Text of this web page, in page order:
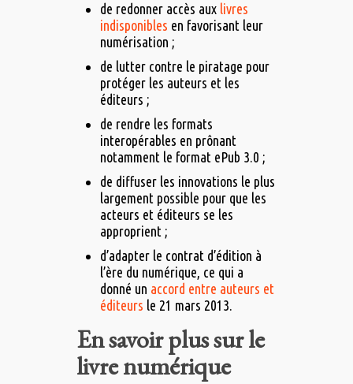
de redonner accès aux livres
indisponibles en favorisant leur
numérisation ;
de lutter contre le piratage pour
protéger les auteurs et les
éditeurs ;
de rendre les formats
interopérables en prônant
notamment le format ePub 3.0 ;
de diffuser les innovations le plus
largement possible pour que les
acteurs et éditeurs se les
approprient ;
d’adapter le contrat d’édition à
l’ère du numérique, ce qui a
donné un accord entre auteurs et
éditeurs le 21 mars 2013.
En savoir plus sur le
livre numérique